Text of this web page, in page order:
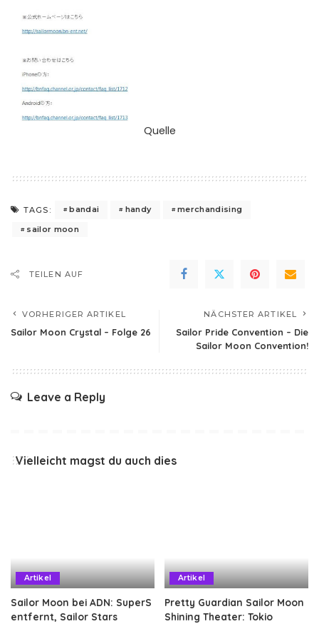
Quelle
TAGS: bandai handy
merchandising
sailor moon
TEILEN AUF
VORHERIGER ARTIKEL
Sailor Moon Crystal – Folge 26
NÄCHSTER ARTIKEL
Sailor Pride Convention – Die
Sailor Moon Convention!
Leave a Reply
Vielleicht magst du auch dies
Artikel
Sailor Moon bei ADN: SuperS
entfernt, Sailor Stars
Artikel
Pretty Guardian Sailor Moon
Shining Theater: Tokio